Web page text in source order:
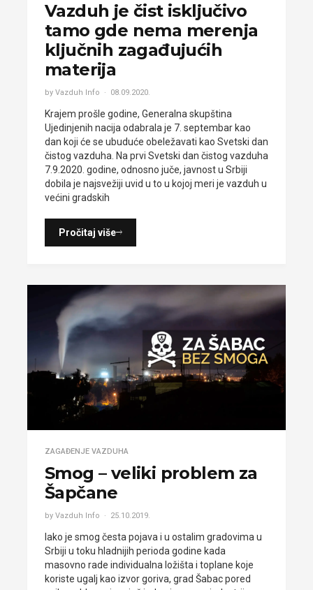
Vazduh je čist isključivo
tamo gde nema merenja
ključnih zagađujućih
materija
by Vazduh Info 08.09.2020.
Krajem prošle godine, Generalna skupština
Ujedinjenih nacija odabrala je 7. septembar kao
dan koji će se ubuduće obeležavati kao Svetski dan
čistog vazduha. Na prvi Svetski dan čistog vazduha
7.9.2020. godine, odnosno juče, javnost u Srbiji
dobila je najsvežiji uvid u to u kojoj meri je vazduh u
većini gradskih
Pročitaj više
ZAGAĐENJE VAZDUHA
Smog – veliki problem za
Šapčane
by Vazduh Info 25.10.2019.
Iako je smog česta pojava i u ostalim gradovima u
Srbiji u toku hladnijih perioda godine kada
masovno rade individualna ložišta i toplane koje
koriste ugalj kao izvor goriva, grad Šabac pored